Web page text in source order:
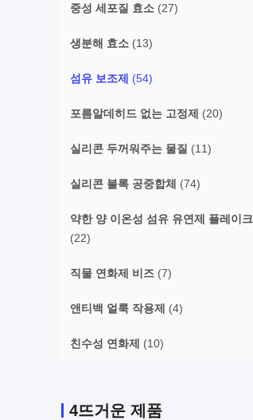
중성 세포질 효소 (27)
생분해 효소 (13)
섬유 보조제 (54)
포름알데히드 없는 고정제 (20)
실리콘 두꺼워주는 물질 (11)
실리콘 블록 공중합체 (74)
약한 양 이온성 섬유 유연제 플레이크
(22)
직물 연화제 비즈 (7)
앤티백 얼룩 작용제 (4)
친수성 연화제 (10)
4뜨거운 제품